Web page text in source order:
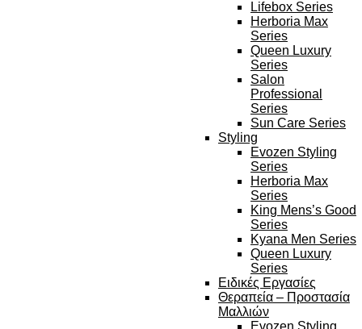
Lifebox Series
Herboria Max
Series
Queen Luxury
Series
Salon
Professional
Series
Sun Care Series
Styling
Evozen Styling
Series
Herboria Max
Series
King Mens’s Good
Series
Kyana Men Series
Queen Luxury
Series
Ειδικές Εργασίες
Θεραπεία – Προστασία
Μαλλιών
Evozen Styling